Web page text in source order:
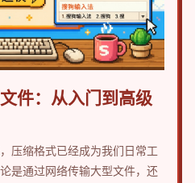
件：从入门到高级
压缩格式已经成为我们日常工
是通过网络传输大型文件，还